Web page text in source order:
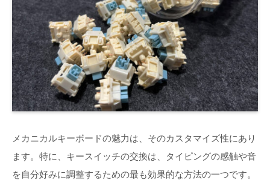
メカニカルキーボードの魅力は、そのカスタマイズ性にあり
ます。特に、キースイッチの交換は、タイピングの感触や音
を自分好みに調整するための最も効果的な方法の一つです。